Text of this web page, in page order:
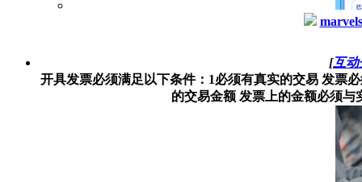
[互动
开具发票必须满足以下条件：1必须有真实的交易 发票
的交易金额 发票上的金额必须与